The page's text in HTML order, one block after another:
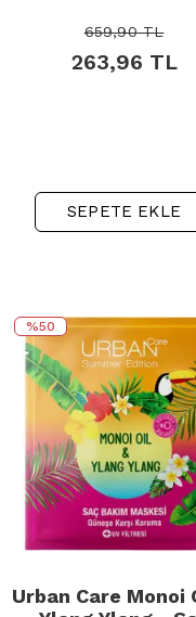
Bakım Kürü
659,90TL
263,96 TL
SEPETE EKLE
%50
Urban Care Monoi